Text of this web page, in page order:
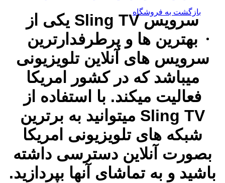
بازگشت به فروشگاه
سرویس Sling TV یکی از
بهترین ها و پرطرفدارترین
سرویس های آنلاین تلویزیونی
میباشد که در کشور امریکا
فعالیت میکند. با استفاده از
Sling TV میتوانید به برترین
شبکه های تلویزیونی امریکا
بصورت آنلاین دسترسی داشته
باشید و به تماشای آنها بپردازید.